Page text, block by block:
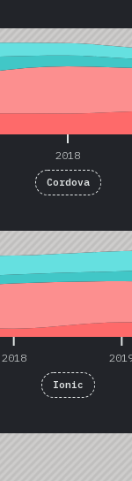
2018
Cordova
2018
Ionic